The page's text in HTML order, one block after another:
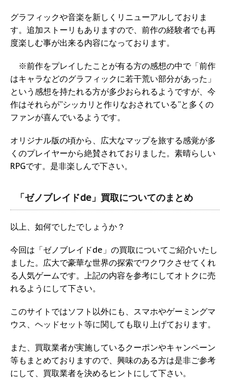
グラフィックや音楽を新しくリニューアルしておりま
す。追加ストーリもありますので、前作の経験者でも再
度楽しむ事が出来る内容になっております。
※前作をプレイしたことが有る方の感想の中で「前作
はキャラなどのグラフィックに若干荒い部分があった」
という感想を持たれる方が多少おられるようですが、今
作はそれらが”シッカリと作りなおされている”と多くの
ファンが喜んでいるようです。
オリジナル版の頃から、広大なマップを旅する感覚が多
くのプレイヤーから絶賛されておりました。素晴らしい
RPGです。是非楽しんで下さい。
「ゼノブレイドde」買取についてのまとめ
以上、如何でしたでしょうか？
今回は「ゼノブレイドde」の買取についてご紹介いたし
ました。広大で豪華な世界の探索でワクワクさせてくれ
る人気ゲームです。上記の内容を参考にしてオトクに売
れるようにして下さい。
このサイトではソフト以外にも、スマホやゲーミングマ
ウス、ヘッドセット等に関しても取り上げております。
また、買取業者が実施しているクーポンやキャンペーン
等もまとめておりますので、興味のある方は是非ご参考
にして、買取業者を決めるヒントにして下さい。